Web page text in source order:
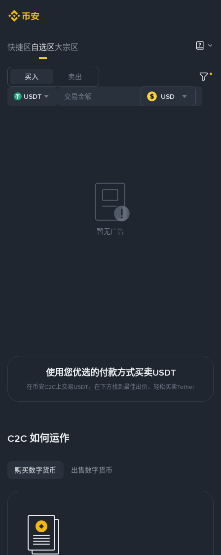
快捷区自选区大宗区
买入 卖出
USDT USD
暂无广告
使用您优选的付款方式买卖USDT
在币安C2C上交易USDT，在下方找到最佳出价，轻松买卖Tether
C2C 如何运作
购买数字货币 出售数字货币